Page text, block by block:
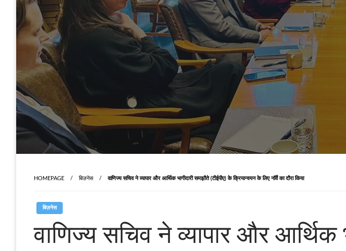
HOMEPAGE बिज़नेस वाणिज्य सचिव ने व्यापार और आर्थिक भागीदारी समझौते (टीईपीए) के क्रियान्वयन के लिए नॉर्वे का दौरा किया
बिज़नेस
वाणिज्य सचिव ने व्यापार और आर्थिक